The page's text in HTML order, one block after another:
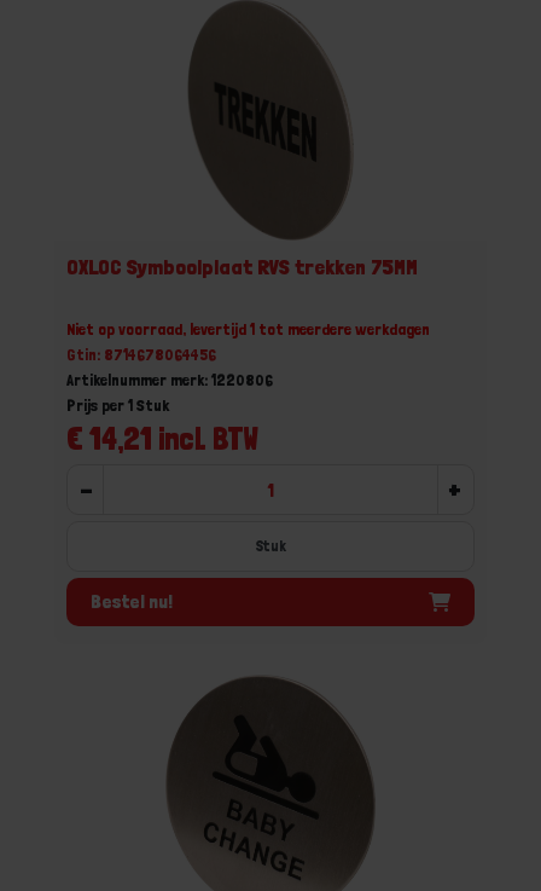
OXLOC Symboolplaat RVS trekken 75MM
Niet op voorraad, levertijd 1 tot meerdere werkdagen
Gtin: 8714678064456
Artikelnummer merk: 1220806
€ 14,21 incl. BTW
Prijs per 1 Stuk
- +
Stuk
Bestel nu!